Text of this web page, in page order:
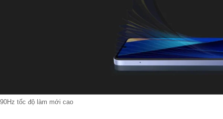
90Hz tốc độ làm mới cao